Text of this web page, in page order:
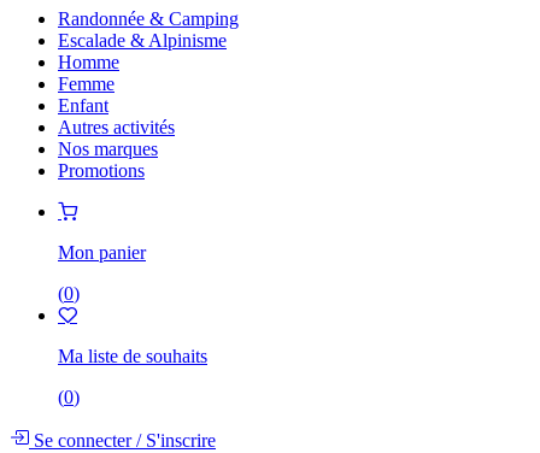
Randonnée & Camping
Escalade & Alpinisme
Homme
Femme
Enfant
Autres activités
Nos marques
Promotions
Mon panier
(0)
Ma liste de souhaits
(0)
Se connecter/S'inscrire